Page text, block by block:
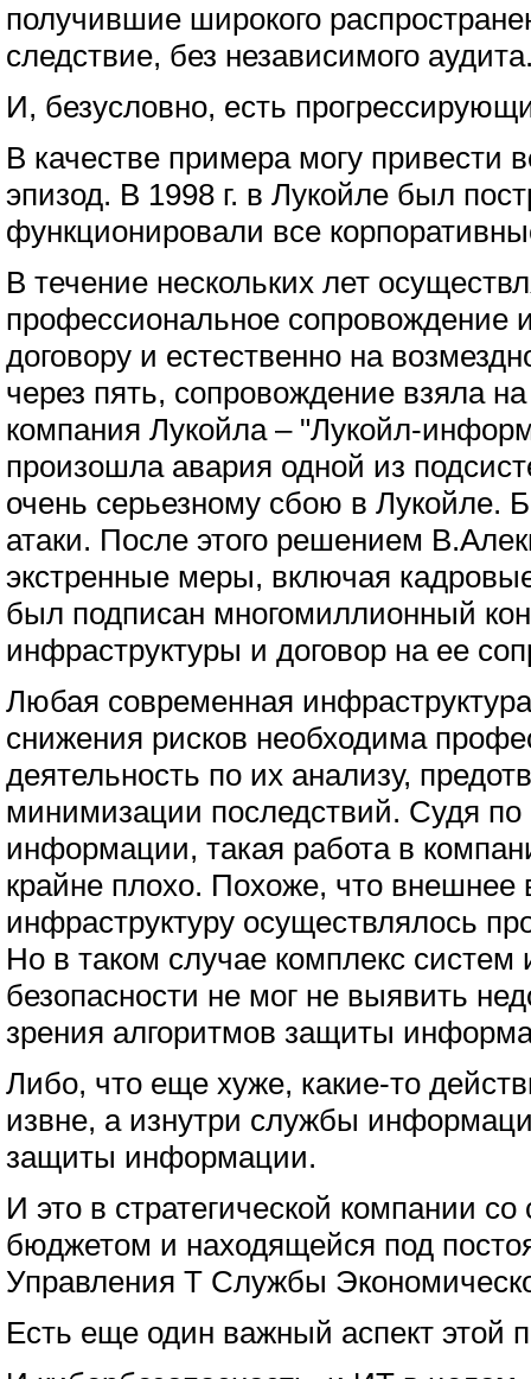
получившие широкого
следствие, без независимого
И, безусловно, есть
В качестве примера могу привести
эпизод. В 1998 г. в Лукойле был
функционировали все
В течение нескольких лет
профессиональное сопровождение
договору и естественно на
через пять, сопровождение взяла
компания Лукойла – "Лукойл-
произошла авария одной из
очень серьезному сбою в Лукойле.
атаки. После этого решением
экстренные меры, включая
был подписан многомиллионный
инфраструктуры и договор на ее
Любая современная
снижения рисков необходима
деятельность по их анализу,
минимизации последствий. Судя
информации, такая работа в
крайне плохо. Похоже, что внешнее
инфраструктуру осуществлялось
Но в таком случае комплекс
безопасности не мог не выявить
зрения алгоритмов защиты
Либо, что еще хуже, какие-то
извне, а изнутри службы
защиты информации.
И это в стратегической компании со
бюджетом и находящейся под
Управления Т Службы
Есть еще один важный аспект этой